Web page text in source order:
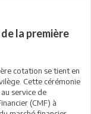
la première
cotation se tient en
Cette cérémonie
service de
(CMF) à